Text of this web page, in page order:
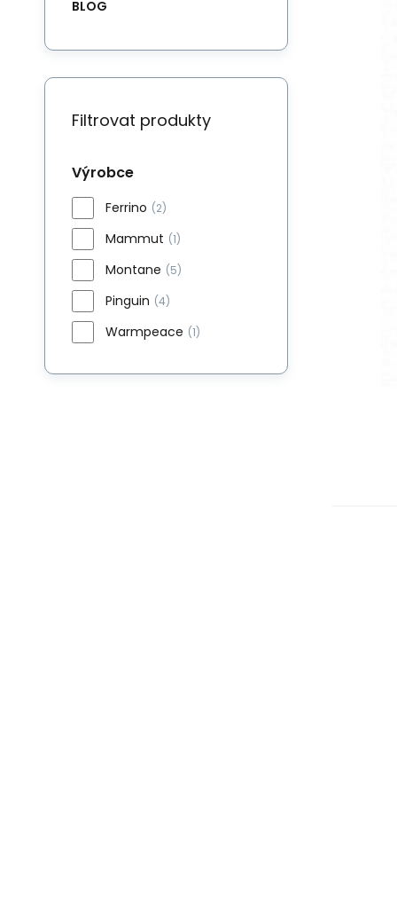
BLOG
Filtrovat produkty
Výrobce
Ferrino (2)
Mammut (1)
Montane (5)
Pinguin (4)
Warmpeace (1)